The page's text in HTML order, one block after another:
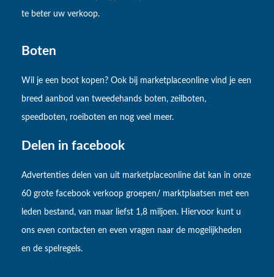
te beter uw verkoop.
Boten
Wil je een boot kopen? Ook bij marketplaceonline vind je een
breed aanbod van tweedehands boten, zeilboten,
speedboten, roeiboten en nog veel meer.
Delen in facebook
Advertenties delen van uit marketplaceonline dat kan in onze
60 grote facebook verkoop groepen/ marktplaatsen met een
leden bestand, van maar liefst 1,8 miljoen. Hiervoor kunt u
ons even contacten en even vragen naar de mogelijkheden
en de spelregels.